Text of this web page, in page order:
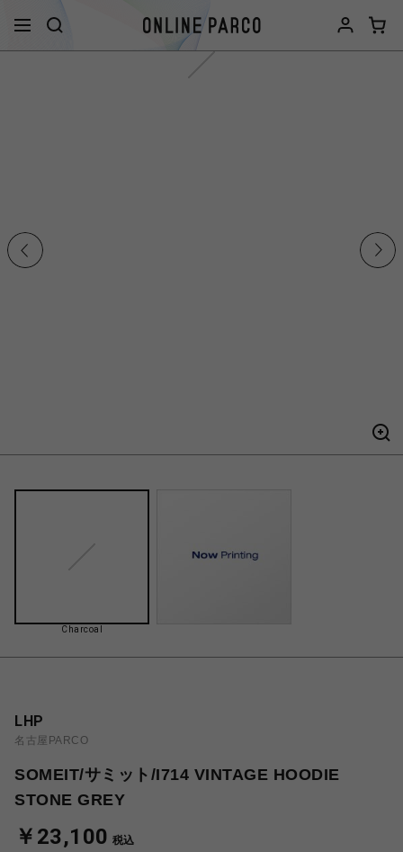
Charcoal
LHP
名古屋PARCO
SOMEIT/サミット/I714 VINTAGE HOODIE
STONE GREY
￥23,100 税込